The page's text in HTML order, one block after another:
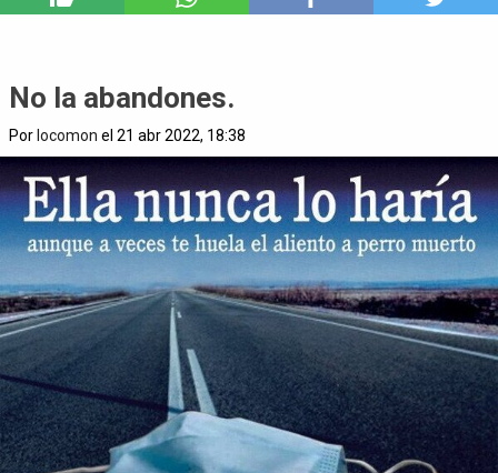
No la abandones.
Por locomon el 21 abr 2022, 18:38